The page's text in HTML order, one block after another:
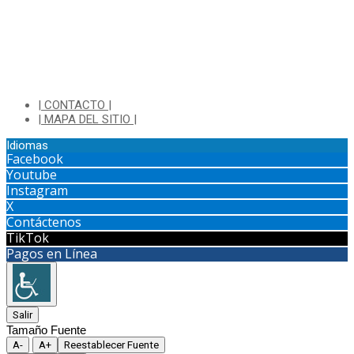
| CONTACTO |
| MAPA DEL SITIO |
Idiomas
Facebook
Youtube
Instagram
X
Contáctenos
TikTok
Pagos en Línea
Salir
Tamaño Fuente
A- A+
Reestablecer Fuente